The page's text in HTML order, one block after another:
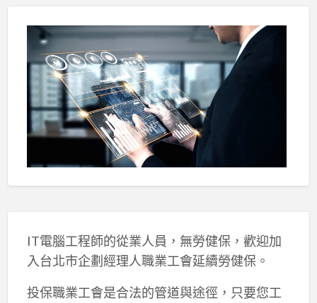
IT電腦工程師的從業人員，無勞健保，歡迎加
入台北市企劃經理人職業工會延續勞健保。
投保職業工會是合法的管道與途徑，只要您工